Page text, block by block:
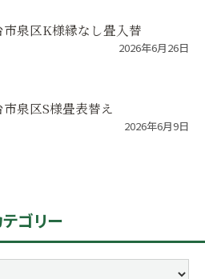
泉区K様縁なし畳入替
2026年6月26日
泉区S様畳表替え
2026年6月9日
ゴリー